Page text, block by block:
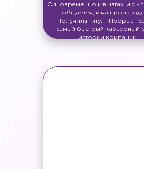
Одновременно и в чатах, и с
общается, и на
Получила титул "Прорыв
самый быстрый карьерный
истории компании.